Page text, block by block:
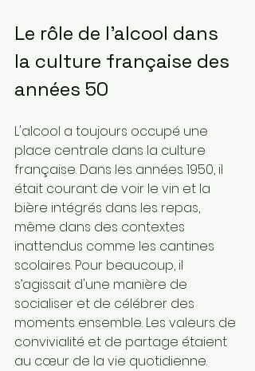
Le rôle de l'alcool dans
la culture française des
années 50
L'alcool a toujours occupé une
place centrale dans la culture
française. Dans les années 1950, il
était courant de voir le vin et la
bière intégrés dans les repas,
même dans des contextes
inattendus comme les cantines
scolaires. Pour beaucoup, il
s’agissait d'une manière de
socialiser et de célébrer des
moments ensemble. Les valeurs de
convivialité et de partage étaient
au cœur de la vie quotidienne.